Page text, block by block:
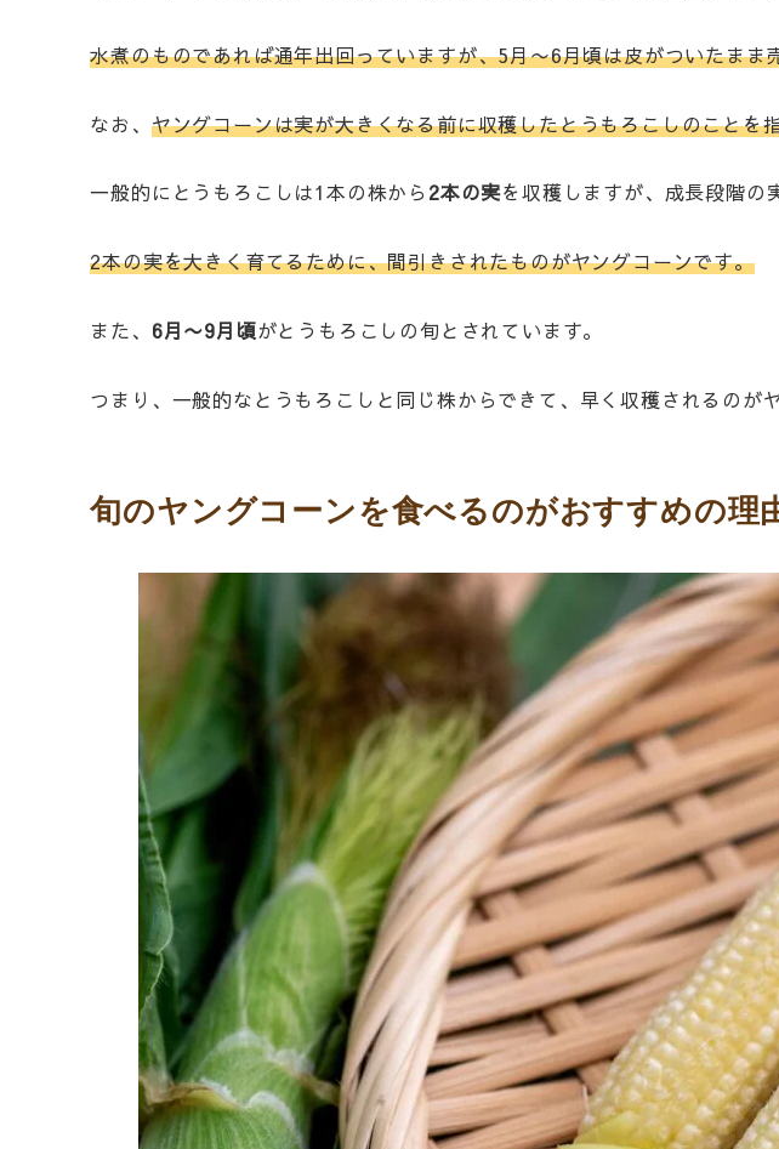
水煮のものであれば通年出回っていますが、5月〜6月頃は皮がついたま
なお、 ヤングコーンは実が大きくなる前に収穫したとうもろこしのことを
一般的にとうもろこしは1本の株から 2本の実を収穫しますが、成長段階の
2本の実を大きく育てるために、間引きされたものがヤングコーンです。
また、 6月〜9月頃がとうもろこしの旬とされています。
つまり、一般的なとうもろこしと同じ株からできて、早く収穫されるのが
旬のヤングコーンを食べるのがおすすめの理